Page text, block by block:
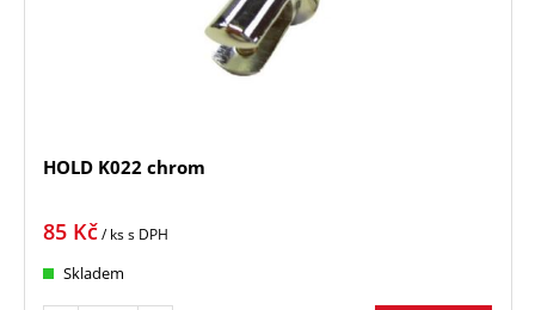
HOLD K022 chrom
85 Kč/ kss DPH
Skladem